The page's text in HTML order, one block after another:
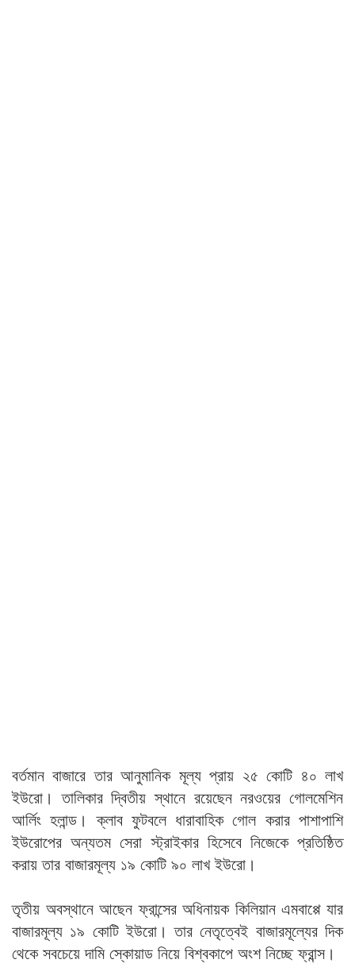
বর্তমান বাজারে তার আনুমানিক মূল্য প্রায় ২৫ কোটি ৪০ লাখ
ইউরো। তালিকার দ্বিতীয় স্থানে রয়েছেন নরওয়ের গোলমেশিন
আর্লিং হলান্ড। ক্লাব ফুটবলে ধারাবাহিক গোল করার পাশাপাশি
ইউরোপের অন্যতম সেরা স্ট্রাইকার হিসেবে নিজেকে প্রতিষ্ঠিত
করায় তার বাজারমূল্য ১৯ কোটি ৯০ লাখ ইউরো।
তৃতীয় অবস্থানে আছেন ফ্রান্সের অধিনায়ক কিলিয়ান এমবাপ্পে যার
বাজারমূল্য ১৯ কোটি ইউরো। তার নেতৃত্বেই বাজারমূল্যের দিক
থেকে সবচেয়ে দামি স্কোয়াড নিয়ে বিশ্বকাপে অংশ নিচ্ছে ফ্রান্স।